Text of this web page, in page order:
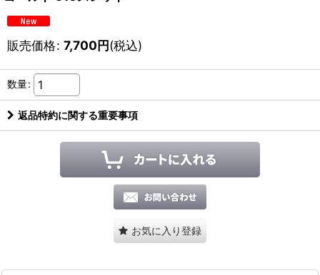
販売価格: 7,700円(税込)
数量:
返品特約に関する重要事項
お気に入り登録